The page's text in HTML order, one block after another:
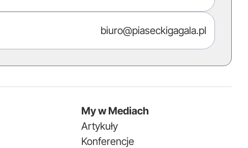
biuro@piaseckigagala.pl
My w Mediach
Artykuły
Konferencje